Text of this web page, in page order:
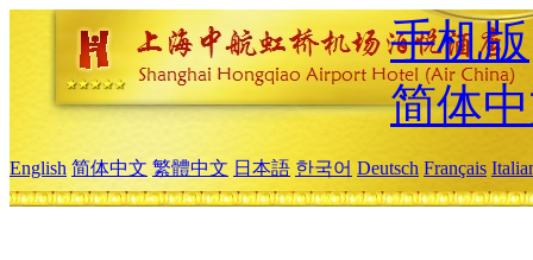
手机版
简体
English 简体中文 繁體中文 日本語 한국어 Deutsch Français